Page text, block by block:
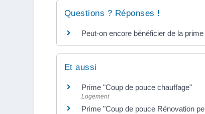
Questions ? Réponses !
Peut-on encore bénéficier de la
Et aussi
Prime "Coup de pouce chauffage"
Logement
Prime "Coup de pouce Rénovation